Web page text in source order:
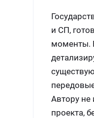
и СП,
моменты.
Автору не
проекта,